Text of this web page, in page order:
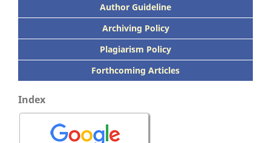
Author Guideline
Archiving Policy
Plagiarism Policy
Forthcoming Articles
Index